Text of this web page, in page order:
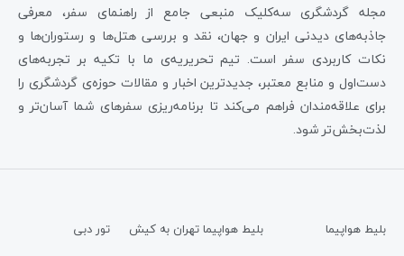
مجله گردشگری سه‌کلیک منبعی جامع از راهنمای سفر، معرفی
جاذبه‌های دیدنی ایران و جهان، نقد و بررسی هتل‌ها و رستوران‌ها و
نکات کاربردی سفر است. تیم تحریریه‌ی ما با تکیه بر تجربه‌های
دست‌اول و منابع معتبر، جدیدترین اخبار و مقالات حوزه‌ی گردشگری را
برای علاقه‌مندان فراهم می‌کند تا برنامه‌ریزی سفرهای شما آسان‌تر و
لذت‌بخش‌تر شود.
بلیط هواپیما
بلیط هواپیما تهران به کیش
تور دبی